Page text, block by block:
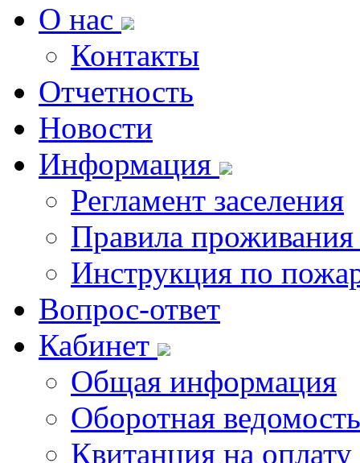
О нас
Контакты
Отчетность
Новости
Информация
Регламент заселения
Правила
Инструкция по
Вопрос-ответ
Кабинет
Общая информация
Оборотная ведомость
Квитанция на